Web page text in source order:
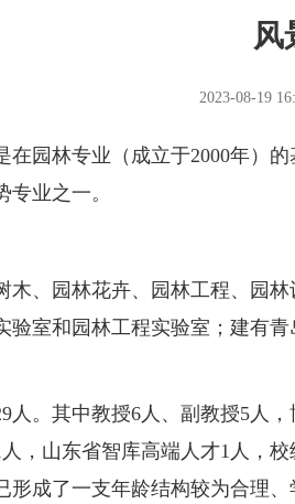
风
2023-08-19
林专业（成立于2000年）的
专业之一。
、园林花卉、园林工程、园林
验室和园林工程实验室；建有
。其中教授6人、副教授5人，
，山东省智库高端人才1人，
形成了一支年龄结构较为合理